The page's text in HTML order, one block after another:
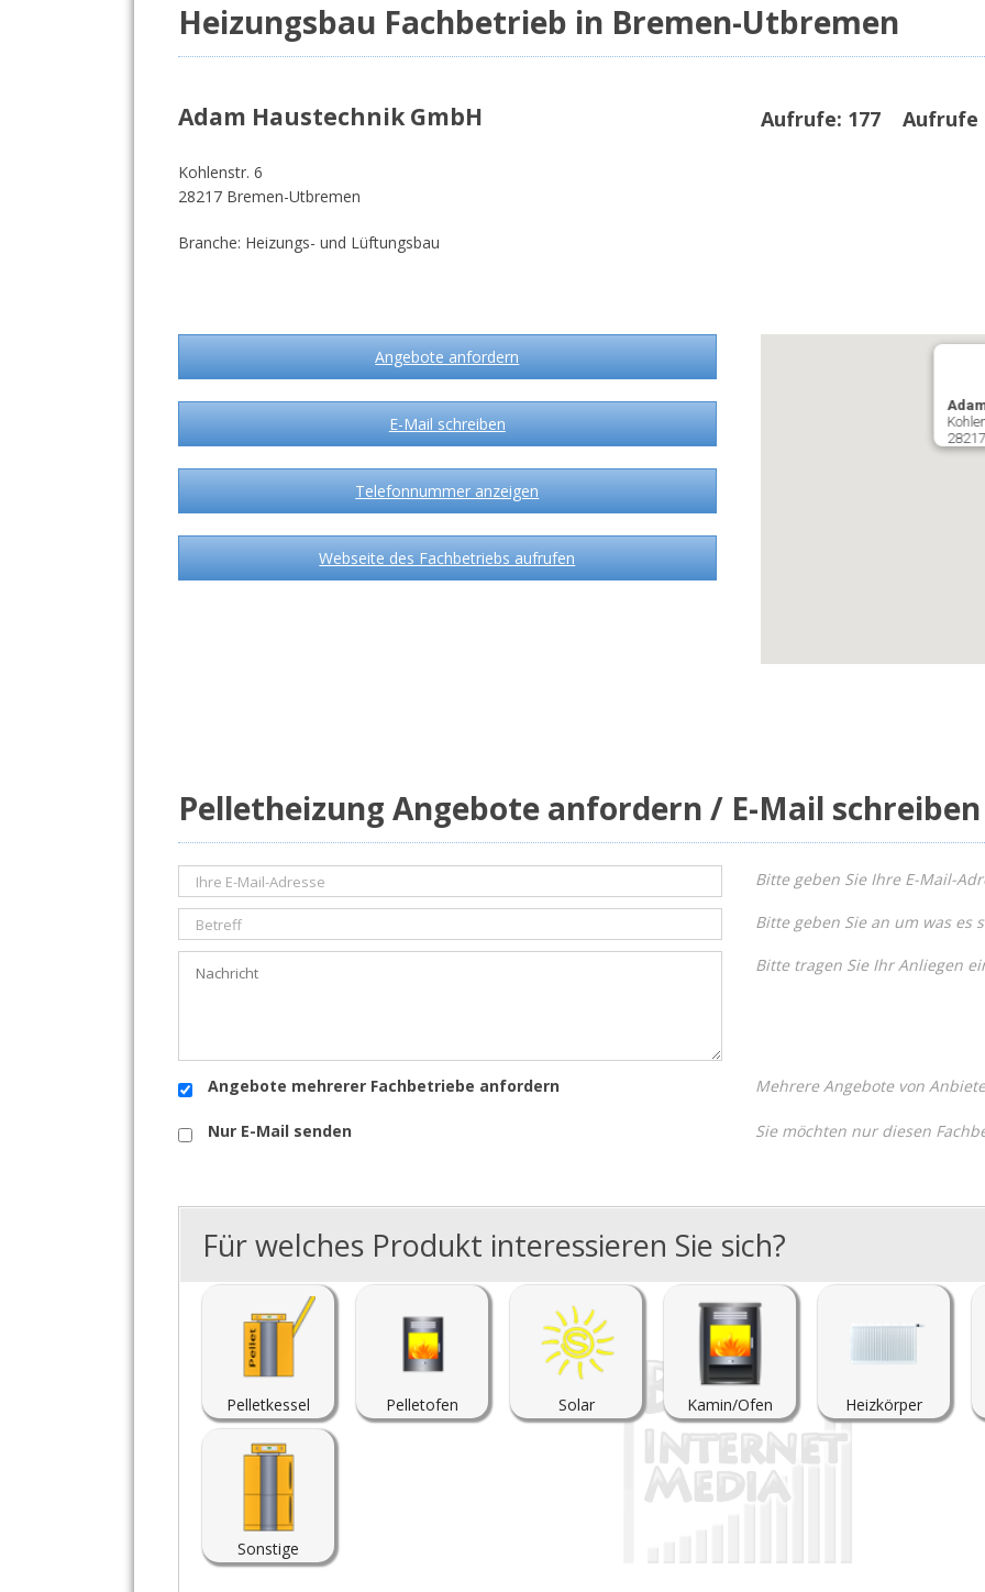
Heizungsbau Fachbetrieb in Bremen-Utbremen
Adam Haustechnik GmbH
Kohlenstr. 6
28217 Bremen-Utbremen
Branche: Heizungs- und Lüftungsbau
Aufrufe: 177 Aufrufe
Angebote anfordern
E-Mail schreiben
Telefonnummer anzeigen
Webseite des Fachbetriebs aufrufen
Pelletheizung Angebote anfordern / E-Mail schreiben
Bitte geben Sie Ihre E-Mail-
Bitte geben Sie an um was es
Bitte tragen Sie Ihr Anliegen
Angebote mehrerer Fachbetriebe anfordern Mehrere Angebote von
Nur E-Mail senden Sie möchten nur diesen
Für welches Produkt interessieren Sie sich?
Pelletkessel Pelletofen Solar Kamin/Ofen Heizkörper
Sonstige